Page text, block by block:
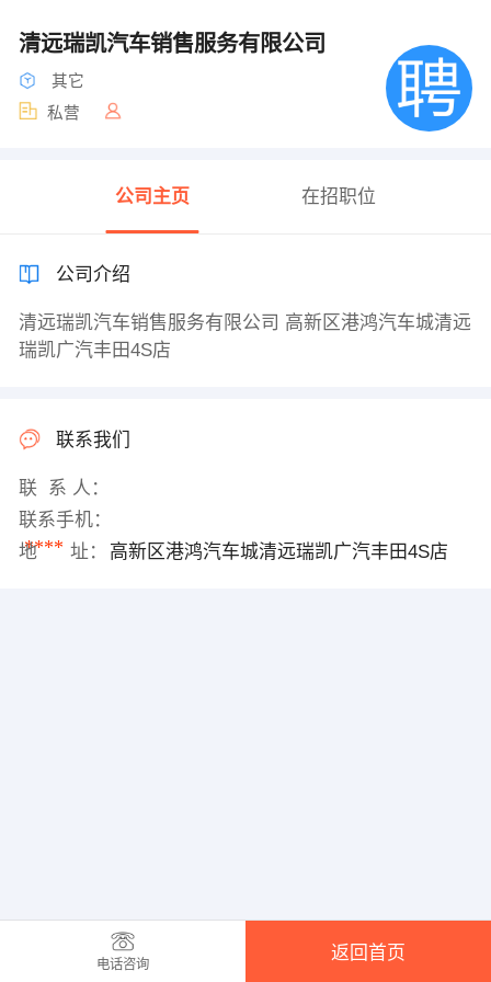
清远瑞凯汽车销售服务有限公司
其它
私营
公司主页 在招职位
公司介绍
清远瑞凯汽车销售服务有限公司 高新区港鸿汽车城清远
瑞凯广汽丰田4S店
联系我们
联 系 人：
联系手机：
****
地 址： 高新区港鸿汽车城清远瑞凯广汽丰田4S店
电话咨询
返回首页